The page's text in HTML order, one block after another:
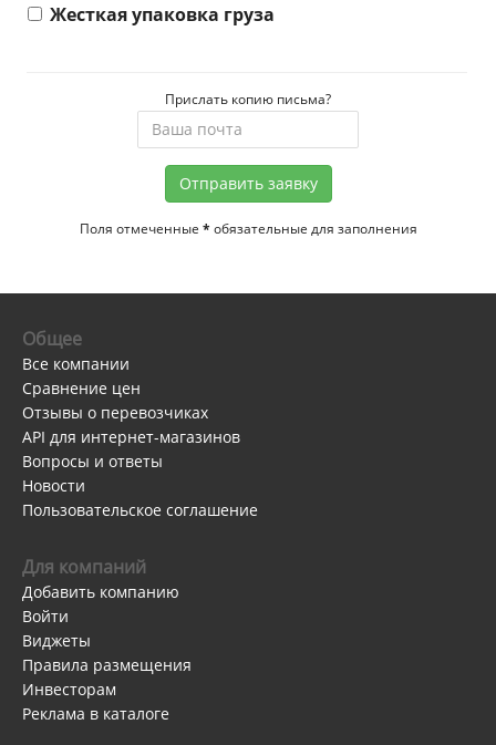
Жесткая упаковка груза
Прислать копию письма?
Отправить заявку
Поля отмеченные * обязательные для заполнения
Общее
Все компании
Сравнение цен
Отзывы о перевозчиках
API для интернет-магазинов
Вопросы и ответы
Новости
Пользовательское соглашение
Для компаний
Добавить компанию
Войти
Виджеты
Правила размещения
Инвесторам
Реклама в каталоге